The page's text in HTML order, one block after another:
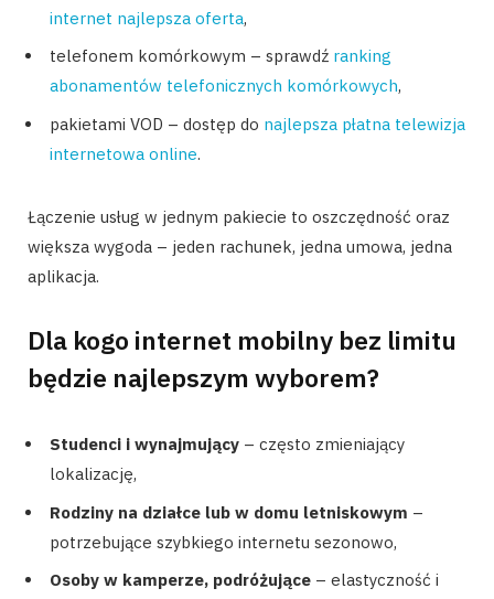
internet najlepsza oferta,
telefonem komórkowym – sprawdź ranking
abonamentów telefonicznych komórkowych,
pakietami VOD – dostęp do najlepsza płatna telewizja
internetowa online.
Łączenie usług w jednym pakiecie to oszczędność oraz
większa wygoda – jeden rachunek, jedna umowa, jedna
aplikacja.
Dla kogo internet mobilny bez limitu
będzie najlepszym wyborem?
Studenci i wynajmujący – często zmieniający
lokalizację,
Rodziny na działce lub w domu letniskowym –
potrzebujące szybkiego internetu sezonowo,
Osoby w kamperze, podróżujące – elastyczność i